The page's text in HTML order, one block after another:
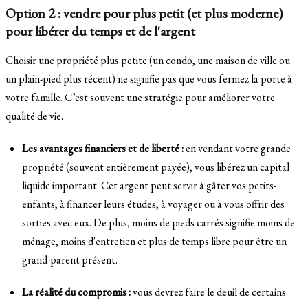
Option 2 : vendre pour plus petit (et plus moderne)
pour libérer du temps et de l'argent
Choisir une propriété plus petite (un condo, une maison de ville ou
un plain-pied plus récent) ne signifie pas que vous fermez la porte à
votre famille. C’est souvent une stratégie pour améliorer votre
qualité de vie.
Les avantages financiers et de liberté :en vendant votre grande
propriété (souvent entièrement payée), vous libérez un capital
liquide important. Cet argent peut servir à gâter vos petits-
enfants, à financer leurs études, à voyager ou à vous offrir des
sorties avec eux. De plus, moins de pieds carrés signifie moins de
ménage, moins d'entretien et plus de temps libre pour être un
grand-parent présent.
La réalité du compromis :vous devrez faire le deuil de certains